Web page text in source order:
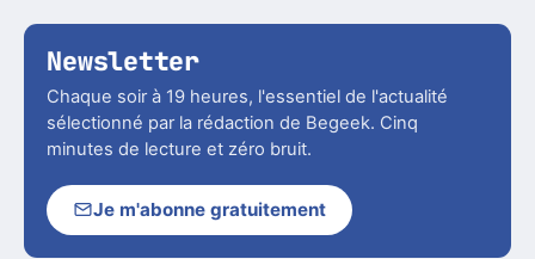
Newsletter
Chaque soir à 19 heures, l'essentiel de l'actualité
sélectionné par la rédaction de Begeek. Cinq
minutes de lecture et zéro bruit.
Je m'abonne gratuitement